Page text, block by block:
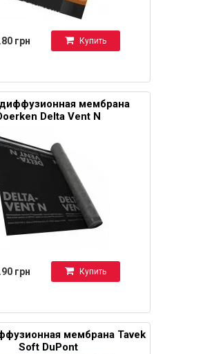
грн Купить
мембрана
Delta Vent N
грн Купить
мембрана Tavek
Soft DuPont